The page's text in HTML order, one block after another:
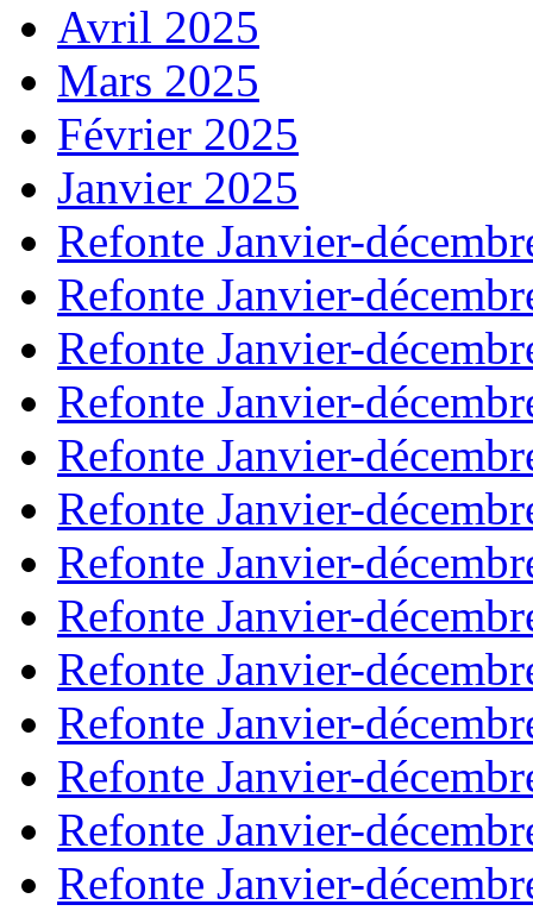
Avril 2025
Mars 2025
Février 2025
Janvier 2025
Refonte Janvier-
Refonte Janvier-
Refonte Janvier-
Refonte Janvier-
Refonte Janvier-
Refonte Janvier-
Refonte Janvier-
Refonte Janvier-
Refonte Janvier-
Refonte Janvier-
Refonte Janvier-
Refonte Janvier-
Refonte Janvier-